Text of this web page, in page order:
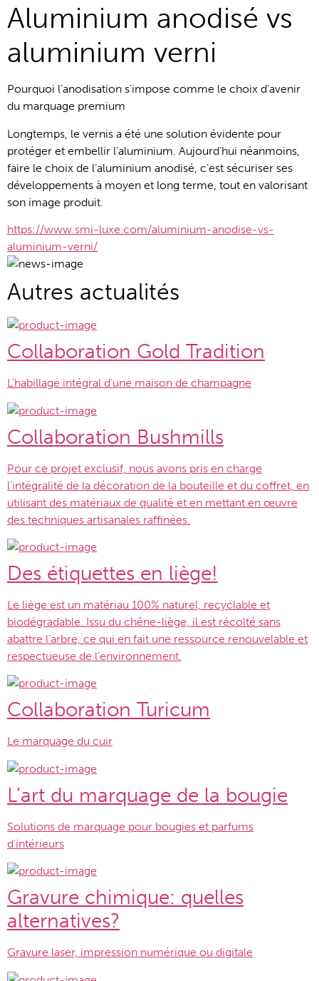
Aluminium anodisé vs
aluminium verni
Pourquoi l’anodisation s’impose comme le choix d’avenir
du marquage premium
Longtemps, le vernis a été une solution évidente pour
protéger et embellir l’aluminium. Aujourd’hui néanmoins,
faire le choix de l’aluminium anodisé, c’est sécuriser ses
développements à moyen et long terme, tout en valorisant
son image produit.
https://www.smi-luxe.com/aluminium-anodise-vs-
aluminium-verni/
Autres actualités
Collaboration Gold Tradition
L’habillage intégral d’une maison de champagne
Collaboration Bushmills
Pour ce projet exclusif, nous avons pris en charge
l’intégralité de la décoration de la bouteille et du coffret, en
utilisant des matériaux de qualité et en mettant en œuvre
des techniques artisanales raffinées.
Des étiquettes en liège!
Le liège est un matériau 100% naturel, recyclable et
biodégradable. Issu du chêne-liège, il est récolté sans
abattre l’arbre, ce qui en fait une ressource renouvelable et
respectueuse de l’environnement.
Collaboration Turicum
Le marquage du cuir
L’art du marquage de la bougie
Solutions de marquage pour bougies et parfums
d'intérieurs
Gravure chimique: quelles
alternatives?
Gravure laser, impression numérique ou digitale